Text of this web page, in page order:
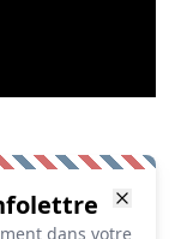
dans votre